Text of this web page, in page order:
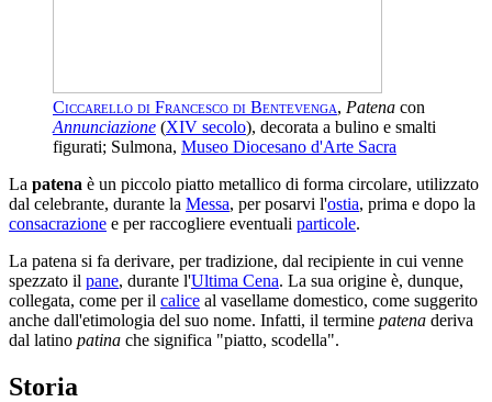
Ciccarello di Francesco di Bentevenga, Patena con
Annunciazione (XIV secolo), decorata a bulino e smalti
figurati; Sulmona, Museo Diocesano d'Arte Sacra
La patena è un piccolo piatto metallico di forma circolare, utilizzato
dal celebrante, durante la Messa, per posarvi l'ostia, prima e dopo la
consacrazione e per raccogliere eventuali particole.
La patena si fa derivare, per tradizione, dal recipiente in cui venne
spezzato il pane, durante l'Ultima Cena. La sua origine è, dunque,
collegata, come per il calice al vasellame domestico, come suggerito
anche dall'etimologia del suo nome. Infatti, il termine patena deriva
dal latino patina che significa "piatto, scodella".
Storia